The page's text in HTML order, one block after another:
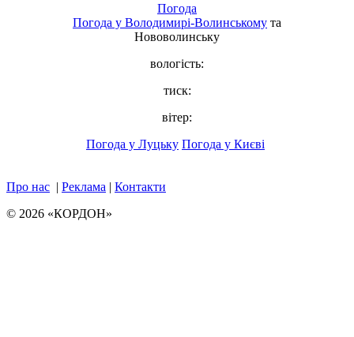
Погода
Погода у Володимирі-Волинському та
Нововолинську
вологість:
тиск:
вітер:
Погода у Луцьку Погода у Києві
Про нас | Реклама | Контакти
© 2026 «КОРДОН»